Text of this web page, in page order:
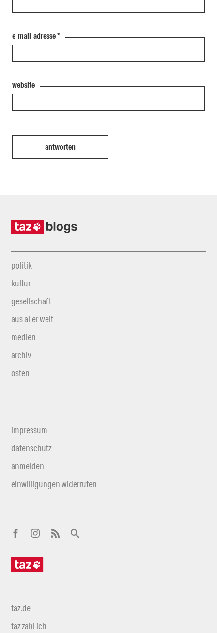
e-mail-adresse*
website
politik
kultur
gesellschaft
aus aller welt
medien
archiv
osten
impressum
datenschutz
anmelden
einwilligungen widerrufen
taz.de
taz zahl ich